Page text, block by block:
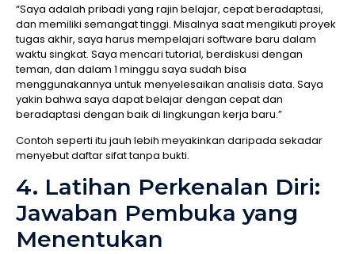
“Saya adalah pribadi yang rajin belajar, cepat beradaptasi,
dan memiliki semangat tinggi. Misalnya saat mengikuti proyek
tugas akhir, saya harus mempelajari software baru dalam
waktu singkat. Saya mencari tutorial, berdiskusi dengan
teman, dan dalam 1 minggu saya sudah bisa
menggunakannya untuk menyelesaikan analisis data. Saya
yakin bahwa saya dapat belajar dengan cepat dan
beradaptasi dengan baik di lingkungan kerja baru.”
Contoh seperti itu jauh lebih meyakinkan daripada sekadar
menyebut daftar sifat tanpa bukti.
4. Latihan Perkenalan Diri:
Jawaban Pembuka yang
Menentukan